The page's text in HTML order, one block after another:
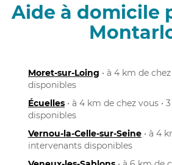
Aide à domicile
Moret-sur-Loing • à 4 km de
disponibles
Écuelles • à 4 km de chez vous •
disponibles
Vernou-la-Celle-sur-Seine • à 4
intervenants disponibles